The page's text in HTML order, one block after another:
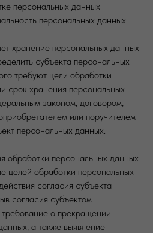
персональных данных
персональных данных.
хранение персональных данных
субъекта персональных
требуют цели обработки
срок хранения персональных
законом, договором,
или поручителем
персональных данных.
обработки персональных данных
целей обработки персональных
согласия субъекта
согласия субъектом
о прекращении
а также выявление